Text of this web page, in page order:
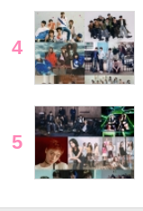
4
5